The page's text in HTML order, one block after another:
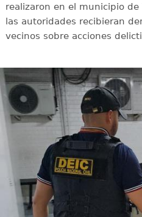
realizaron en el municipio
las autoridades recibieran
vecinos sobre acciones